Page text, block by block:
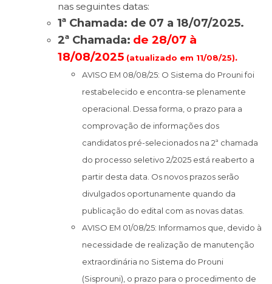
nas seguintes datas:
1ª Chamada: de 07 a 18/07/2025.
2ª Chamada: de 28/07 à
18/08/2025 (atualizado em 11/08/25).
AVISO EM 08/08/25: O Sistema do Prouni foi
restabelecido e encontra-se plenamente
operacional. Dessa forma, o prazo para a
comprovação de informações dos
candidatos pré-selecionados na 2ª chamada
do processo seletivo 2/2025 está reaberto a
partir desta data. Os novos prazos serão
divulgados oportunamente quando da
publicação do edital com as novas datas.
AVISO EM 01/08/25: Informamos que, devido à
necessidade de realização de manutenção
extraordinária no Sistema do Prouni
(Sisprouni), o prazo para o procedimento de